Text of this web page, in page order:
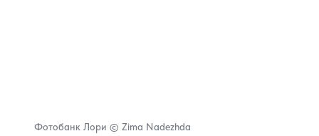
Фотобанк Лори © Zima Nadezhda